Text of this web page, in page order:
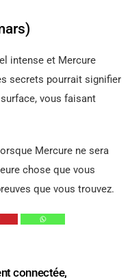
intense et Mercure
secrets pourrait signifier
vous faisant
Mercure ne sera
chose que vous
que vous trouvez.
connectée,